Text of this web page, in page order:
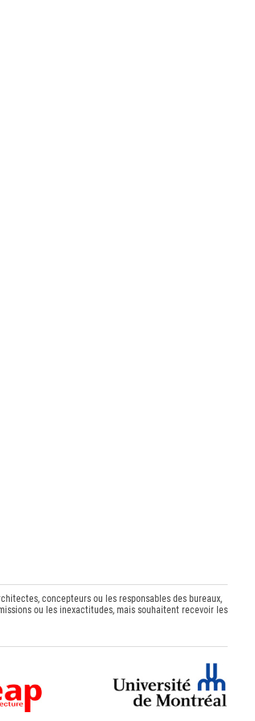
concepteurs ou les responsables des bureaux,
ou les inexactitudes, mais souhaitent recevoir les